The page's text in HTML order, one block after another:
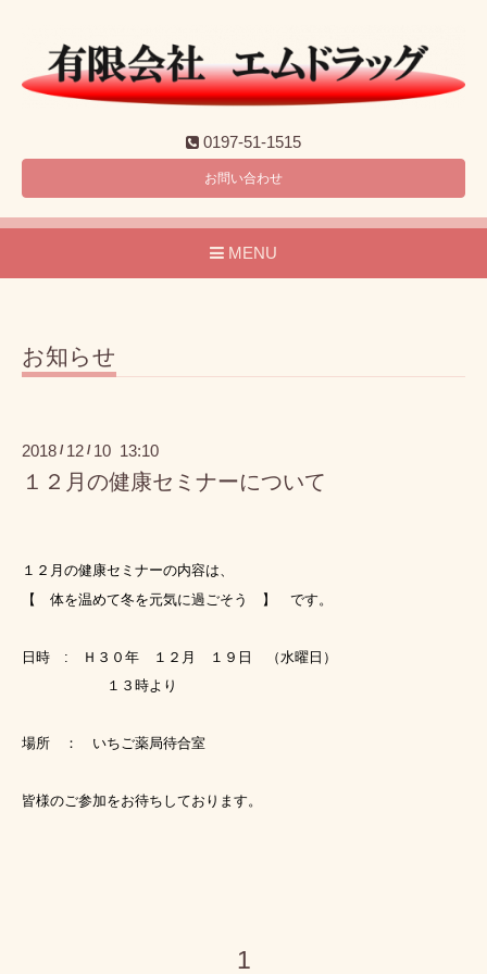
0197-51-1515
お問い合わせ
MENU
お知らせ
2018 / 12 / 10 13:10
１２月の健康セミナーについて
１２月の健康セミナーの内容は、
【 体を温めて冬を元気に過ごそう
】 です。
日時 : Ｈ３０年 １２月 １９日 （水曜日）
１３時より
場所 ： いちご薬局待合室
皆様のご参加をお待ちしております。
1